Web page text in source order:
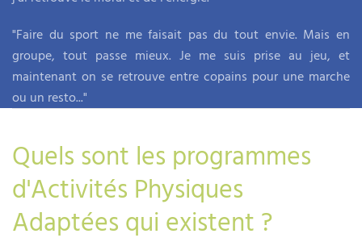
"Faire du sport ne me faisait pas du tout envie. Mais en
groupe, tout passe mieux. Je me suis prise au jeu, et
maintenant on se retrouve entre copains pour une marche
ou un resto..."
Quels sont les programmes
d'Activités Physiques
Adaptées qui existent ?